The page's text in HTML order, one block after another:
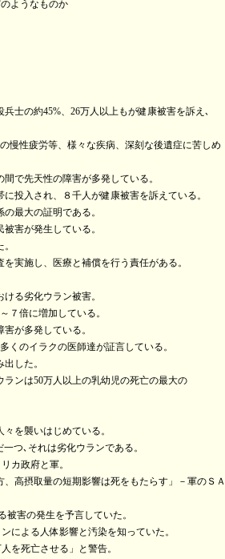
なものか
の約45%、26万人以上もが健康被害を訴え､
性疲労等、様々な疾病、深刻な後遺症に苦しめ
先天性の障害が多発している。
入され、８千人が健康被害を訴えている。
最大の証明である。
害が発生している。
施し、医療と補償を行う責任がある。
る劣化ウラン被害。
倍に増加している。
が多発している。
のイラクの医師達が証言している。
した。
は50万人以上の乳幼児の死亡の最大の
を襲いはじめている。
つ､それは劣化ウランである。
カ政府と軍。
摂取量の短期影響は死をもたらす」－軍のＳＡ
の発生を予言していた。
よる人体影響と汚染を知っていた。
死亡させる」と警告。